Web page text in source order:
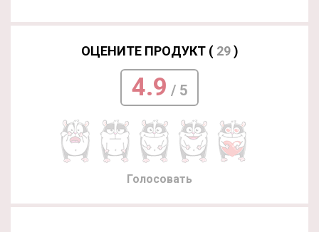
ОЦЕНИТЕ ПРОДУКТ ( 29)
4.9 / 5
Голосовать